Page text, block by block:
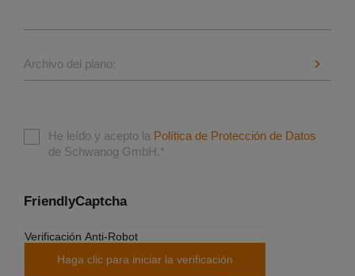
Archivo del plano:
He leído y acepto la Política de Protección de Datos
de Schwanog GmbH.*
FriendlyCaptcha
Verificación Anti-Robot
Haga clic para iniciar la verificación